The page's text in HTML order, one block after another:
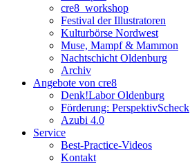
cre8_workshop
Festival der Illustratoren
Kulturbörse Nordwest
Muse, Mampf & Mammon
Nachtschicht Oldenburg
Archiv
Angebote von cre8
Denk!Labor Oldenburg
Förderung: PerspektivScheck
Azubi 4.0
Service
Best-Practice-Videos
Kontakt